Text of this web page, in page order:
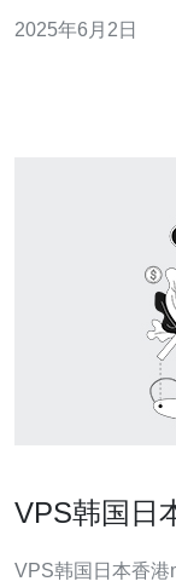
势，包括： 稳定的网络环境，高速的网络连接 优质的客户
2025年6月2日
VPS韩国日
VPS韩国日本香港maopian服